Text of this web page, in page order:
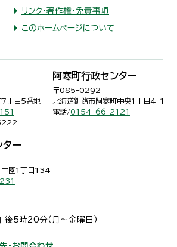
リンク・著作権・免責事項
このホームページについて
7丁目5番地
阿寒町行政センター
〒085-0292
北海道釧路市阿寒町中央1丁目4-1
電話/0154-66-2121
ター
中園1丁目134
5時20分（月～金曜日）